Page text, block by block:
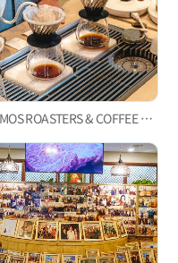
MOMOS ROASTERS & COFFEE BAR